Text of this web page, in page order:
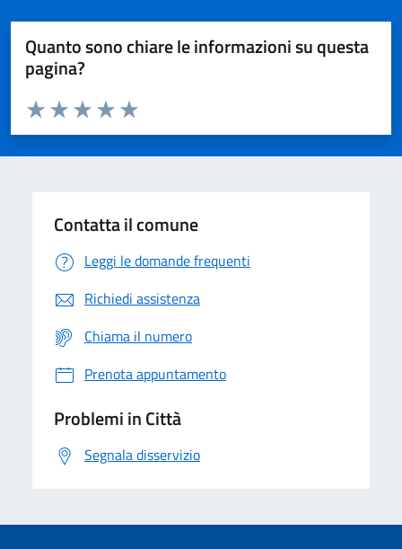
Quanto sono chiare le informazioni su questa
pagina?
Domanda
Valuta da 1 a 5 stelle la pagina
Valuta 5 stelle su 5
Valuta 4 stelle su 5
Valuta 3 stelle su 5
Valuta 2 stelle su 5
Valuta 1 stelle su 5
Contatta il comune
Leggi le domande frequenti
Richiedi assistenza
Chiama il numero
Prenota appuntamento
Problemi in Città
Segnala disservizio